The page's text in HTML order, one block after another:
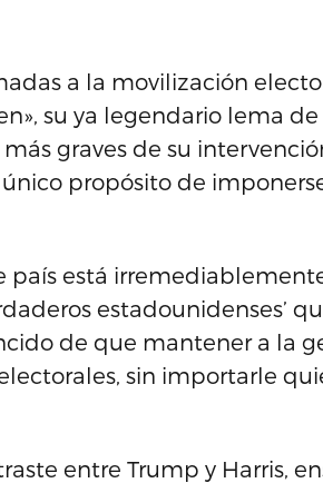
a la movilización
su ya legendario lema de
graves de su
propósito de
país está
estadounidenses’
de que mantener a la
sin importarle
entre Trump y Harris,